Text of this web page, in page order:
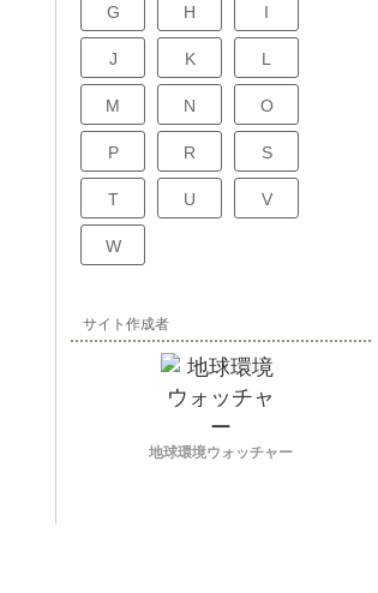
G H I
J K L
M N O
P R S
T U V
W
サイト作成者
地球環境ウォッチャー